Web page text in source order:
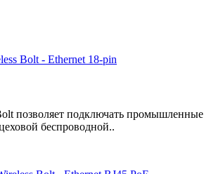
позволяет подключать
беспроводной..